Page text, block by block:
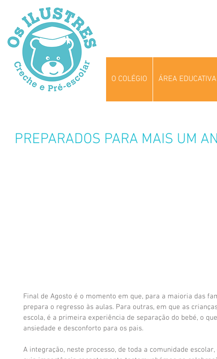
O COLÉGIO ÁREA EDUCATIVA
PREPARADOS PARA MAIS UM
Final de Agosto é o momento em que, para a maioria das
prepara o regresso às aulas. Para outras, em que as
escola, é a primeira experiência de separação do bebé, o
ansiedade e desconforto para os pais.
A integração, neste processo, de toda a comunidade